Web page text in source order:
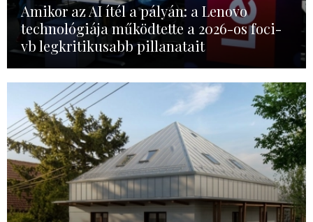
Amikor az AI ítél a pályán: a Lenovo
technológiája működtette a 2026-os foci-
vb legkritikusabb pillanatait